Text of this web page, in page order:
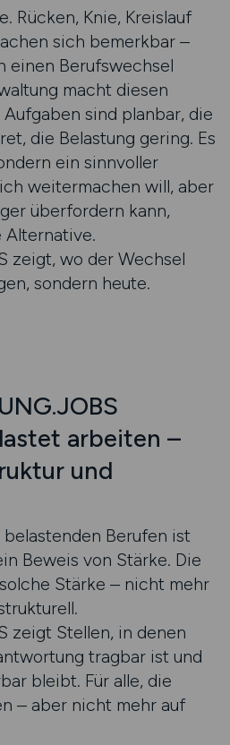
Rücken, Knie, Kreislauf
sich bemerkbar –
einen Berufswechsel
macht diesen
sind planbar, die
die Belastung gering. Es
ein sinnvoller
weitermachen will, aber
überfordern kann,
zeigt, wo der Wechsel
sondern heute.
arbeiten –
und
Berufen ist
Beweis von Stärke. Die
Stärke – nicht mehr
zeigt Stellen, in denen
tragbar ist und
bleibt. Für alle, die
– aber nicht mehr auf